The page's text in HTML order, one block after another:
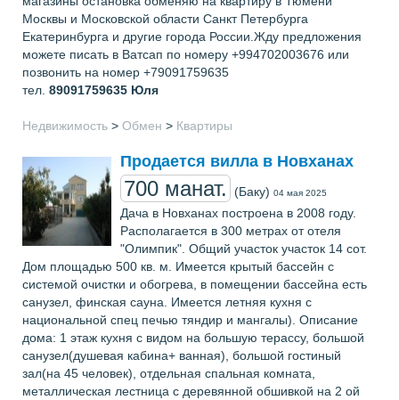
Москвы и Московской области Санкт Петербурга
Екатеринбурга и другие города России.Жду предложения
можете писать в Ватсап по номеру +994702003676 или
позвонить на номер +79091759635
тел. 89091759635 Юля
Недвижимость > Обмен > Квартиры
Продается вилла в Новханах
700 манат. (Баку) 04 мая 2025
Дача в Новханах построена в 2008 году.
Располагается в 300 метрах от отеля
"Олимпик". Общий участок участок 14 сот.
Дом площадью 500 кв. м. Имеется крытый бассейн с
системой очистки и обогрева, в помещении бассейна есть
санузел, финская сауна. Имеется летняя кухня с
национальной спец печью тяндир и мангалы). Описание
дома: 1 этаж кухня с видом на большую терассу, большой
санузел(душевая кабина+ ванная), большой гостиный
зал(на 45 человек), отдельная спальная комната,
металлическая лестница с деревянной обшивкой на 2 ой